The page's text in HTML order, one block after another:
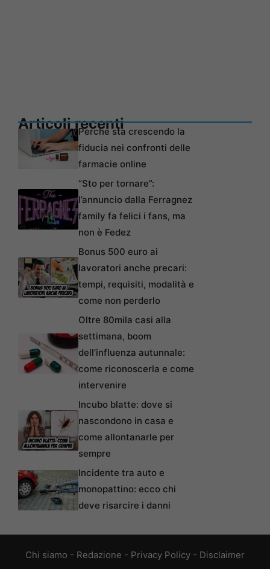
Articoli recentiPerché sta crescendo la
fiducia nei confronti delle
farmacie online
“Sto per tornare”:
l’annuncio dalla Ferragnez
family fa felici i fans, ma
non è Fedez
Bonus 500 euro ai
lavoratori anche precari:
tempi, requisiti, modalità e
come non perderlo
Oltre 80mila casi alla
settimana, boom
dell’influenza autunnale:
come riconoscerla e come
intervenire
Incubo blatte: dove si
nascondono in casa e
come allontanarle per
sempre
Incidente tra auto e
monopattino: ecco chi
deve risarcire i danni
Chi siamo - Redazione - Privacy Policy - Disclaimer